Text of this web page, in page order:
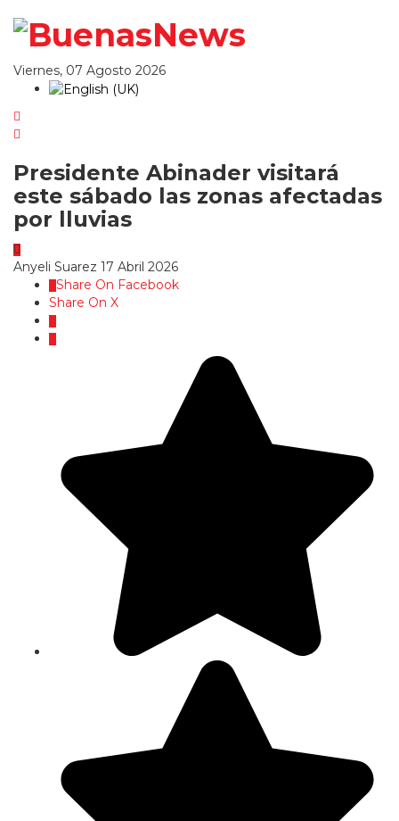
Viernes, 07 Agosto 2026
Presidente Abinader visitará
este sábado las zonas afectadas
por lluvias
Anyeli Suarez 17 Abril 2026
Share On Facebook
Share On X